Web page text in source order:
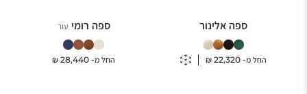
ספה אלינור
החל מ- 22,320
₪
ספה רומי עור
החל מ- 28,440
₪